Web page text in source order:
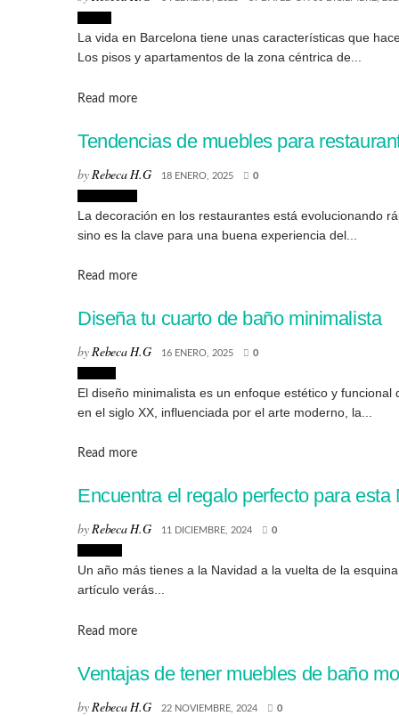
La vida en Barcelona tiene unas características que
Los pisos y apartamentos de la zona céntrica de...
Read moreDetails
Tendencias de muebles para
by Rebeca H.G 18 ENERO, 2025 0
La decoración en los restaurantes está evolucionando
sino es la clave para una buena experiencia del...
Read moreDetails
Diseña tu cuarto de baño minimalista
byRebeca H.G 16 ENERO, 2025 0
El diseño minimalista es un enfoque estético y
en el siglo XX, influenciada por el arte moderno, la...
Read moreDetails
Encuentra el regalo perfecto para esta
byRebeca H.G 11 DICIEMBRE, 2024 0
Un año más tienes a la Navidad a la vuelta de la
artículo verás...
Read moreDetails
Ventajas de tener muebles de baño
by Rebeca H.G 22 NOVIEMBRE, 2024 0